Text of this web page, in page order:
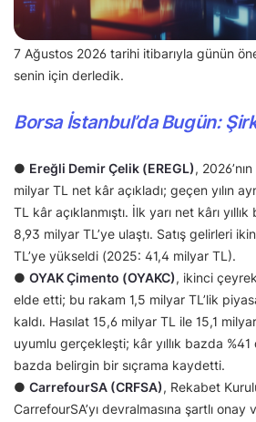
7 Ağustos 2026 tarihi itibarıyla günün
senin için derledik.
Borsa İstanbul’da Bugün:
● Ereğli Demir Çelik (EREGL),
milyar TL net kâr açıkladı; geçen yılın
TL kâr açıklanmıştı. İlk yarı net kârı
8,93 milyar TL’ye ulaştı. Satış gelirleri
TL’ye yükseldi (2025: 41,4 milyar TL).
● OYAK Çimento (OYAKC), ikinci
elde etti; bu rakam 1,5 milyar TL’lik
kaldı. Hasılat 15,6 milyar TL ile 15,1
uyumlu gerçekleşti; kâr yıllık bazda
bazda belirgin bir sıçrama kaydetti.
● CarrefourSA (CRFSA), Rekabet
CarrefourSA’yı devralmasına şartlı